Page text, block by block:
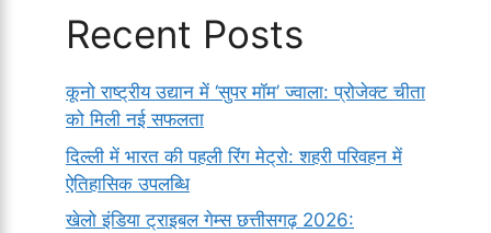
Recent Posts
कूनो राष्ट्रीय उद्यान में ‘सुपर मॉम’ ज्वाला: प्रोजेक्ट चीता
को मिली नई सफलता
दिल्ली में भारत की पहली रिंग मेट्रो: शहरी परिवहन में
ऐतिहासिक उपलब्धि
खेलो इंडिया ट्राइबल गेम्स छत्तीसगढ़ 2026: